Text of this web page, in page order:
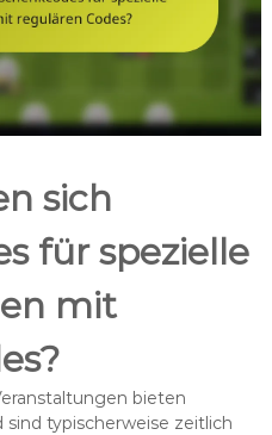
sich
für spezielle
mit
bieten
sind typischerweise zeitlich